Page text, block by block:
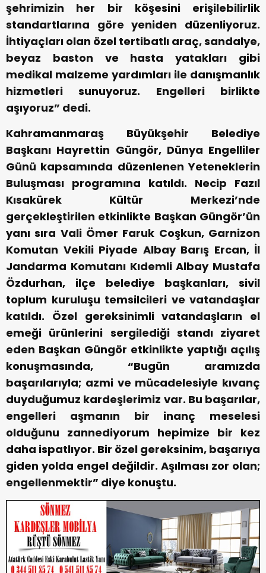
şehrimizin her bir köşesini erişilebilirlik
standartlarına göre yeniden düzenliyoruz.
İhtiyaçları olan özel tertibatlı araç, sandalye,
beyaz baston ve hasta yatakları gibi
medikal malzeme yardımları ile danışmanlık
hizmetleri sunuyoruz. Engelleri birlikte
aşıyoruz” dedi.
Kahramanmaraş Büyükşehir Belediye
Başkanı Hayrettin Güngör, Dünya Engelliler
Günü kapsamında düzenlenen Yeteneklerin
Buluşması programına katıldı. Necip Fazıl
Kısakürek Kültür Merkezi’nde
gerçekleştirilen etkinlikte Başkan Güngör’ün
yanı sıra Vali Ömer Faruk Coşkun, Garnizon
Komutan Vekili Piyade Albay Barış Ercan, İl
Jandarma Komutanı Kıdemli Albay Mustafa
Özdurhan, ilçe belediye başkanları, sivil
toplum kuruluşu temsilcileri ve vatandaşlar
katıldı. Özel gereksinimli vatandaşların el
emeği ürünlerini sergilediği standı ziyaret
eden Başkan Güngör etkinlikte yaptığı açılış
konuşmasında, “Bugün aramızda
başarılarıyla; azmi ve mücadelesiyle kıvanç
duyduğumuz kardeşlerimiz var. Bu başarılar,
engelleri aşmanın bir inanç meselesi
olduğunu zannediyorum hepimize bir kez
daha ispatlıyor. Bir özel gereksinim, başarıya
giden yolda engel değildir. Aşılması zor olan;
engellenmektir” diye konuştu.